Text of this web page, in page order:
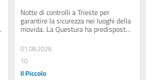
patenti
Notte di controlli a Trieste per
garantire la sicurezza nei luoghi della
movida. La Questura ha predisposto
un servizio straordinario che ha...
01.08.2026
10
Il Piccolo